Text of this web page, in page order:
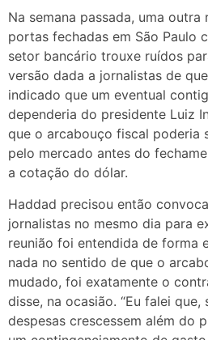
Na semana passada, uma
portas fechadas em São Paulo
setor bancário trouxe ruídos
versão dada a jornalistas de
indicado que um eventual
dependeria do presidente Luiz
que o arcabouço fiscal poderia
pelo mercado antes do
a cotação do dólar.
Haddad precisou então
jornalistas no mesmo dia para
reunião foi entendida de forma
nada no sentido de que o
mudado, foi exatamente o
disse, na ocasião. “Eu falei que,
despesas crescessem além do